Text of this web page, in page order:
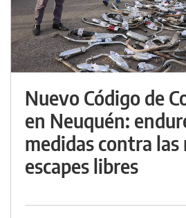
Nuevo Código de
en Neuquén:
medidas contra las
escapes libres